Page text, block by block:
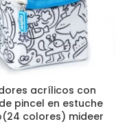
acrílicos con
pincel en estuche
colores) mideer